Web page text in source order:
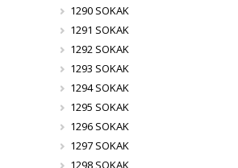
1290 SOKAK
1291 SOKAK
1292 SOKAK
1293 SOKAK
1294 SOKAK
1295 SOKAK
1296 SOKAK
1297 SOKAK
1298 SOKAK